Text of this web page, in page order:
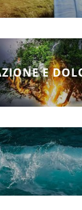
E